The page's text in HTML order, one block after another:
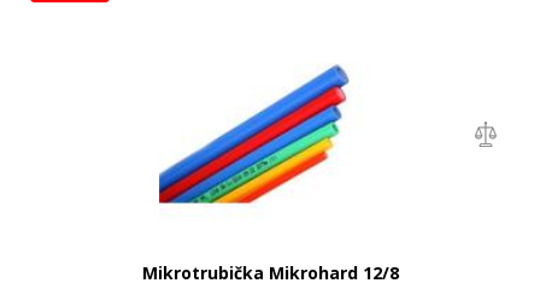
Mikrotrubička Mikrohard 12/8